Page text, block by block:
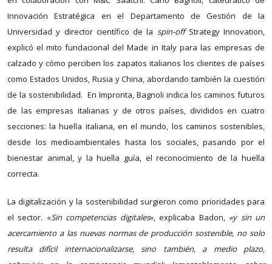
Innovación Estratégica en el Departamento de Gestión de la
Universidad y director científico de la spin-offStrategy Innovation,
explicó el mito fundacional del Made in Italy para las empresas de
calzado y cómo perciben los zapatos italianos los clientes de países
como Estados Unidos, Rusia y China, abordando también la cuestión
de la sostenibilidad. En Impronta, Bagnoli indica los caminos futuros
de las empresas italianas y de otros países, divididos en cuatro
secciones: la huella italiana, en el mundo, los caminos sostenibles,
desde los medioambientales hasta los sociales, pasando por el
bienestar animal, y la huella guía, el reconocimiento de la huella
correcta.
La digitalización y la sostenibilidad surgieron como prioridades para
el sector. «Sin competencias digitales», explicaba Badon, «y sin un
acercamiento a las nuevas normas de producción sostenible, no solo
resulta difícil internacionalizarse, sino también, a medio plazo,